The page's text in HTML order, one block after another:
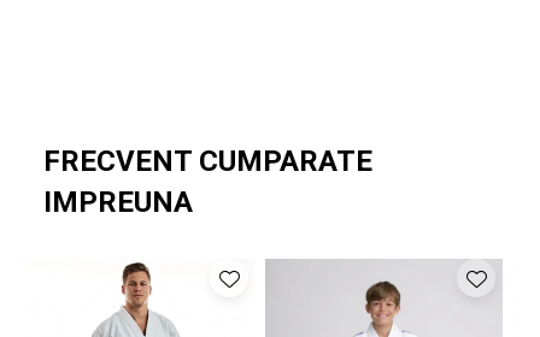
FRECVENT CUMPARATE
IMPREUNA